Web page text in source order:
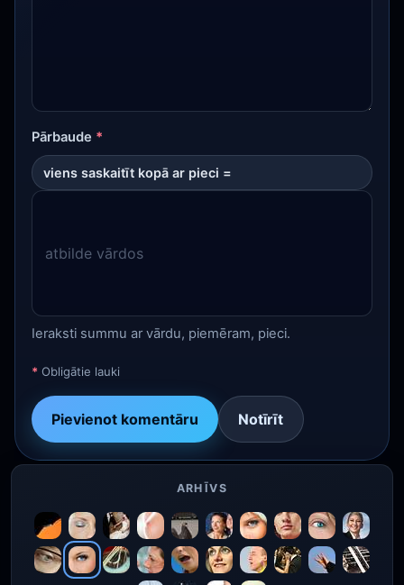
Pārbaude *
viens saskaitīt kopā ar pieci =
Ieraksti summu ar vārdu, piemēram, pieci.
* Obligātie lauki
Pievienot komentāru Notīrīt
ARHĪVS